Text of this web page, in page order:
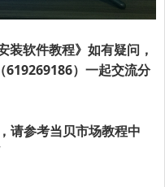
装软件教程》如有疑问，
） 一起交流分
请参考当贝市场教程中